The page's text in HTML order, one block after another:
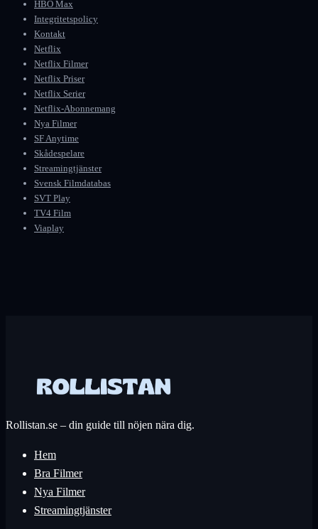
HBO Max
Integritetspolicy
Kontakt
Netflix
Netflix Filmer
Netflix Priser
Netflix Serier
Netflix-Abonnemang
Nya Filmer
SF Anytime
Skådespelare
Streamingtjänster
Svensk Filmdatabas
SVT Play
TV4 Film
Viaplay
Rollistan.se – din guide till nöjen nära dig.
Hem
Bra Filmer
Nya Filmer
Streamingtjänster